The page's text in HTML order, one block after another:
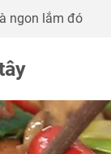
ngon lắm đó